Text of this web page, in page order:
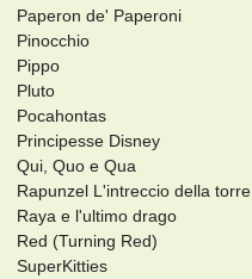
Paperon de' Paperoni
Pinocchio
Pippo
Pluto
Pocahontas
Principesse Disney
Qui, Quo e Qua
Rapunzel L'intreccio della torre
Raya e l'ultimo drago
Red (Turning Red)
SuperKitties